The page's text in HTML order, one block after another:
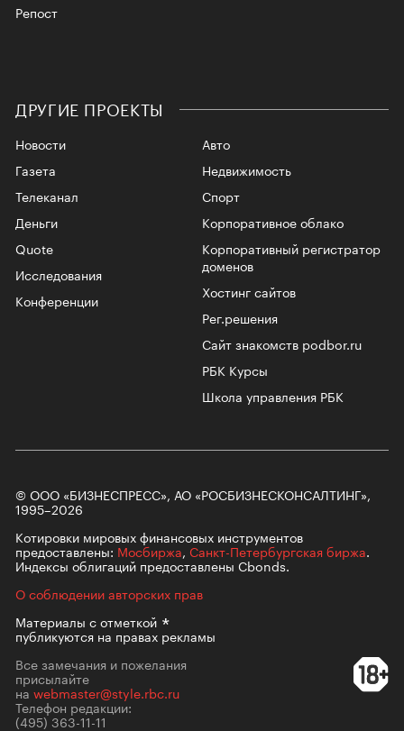
Репост
ДРУГИЕ ПРОЕКТЫ
Новости
Газета
Телеканал
Авто
Недвижимость
Спорт
Корпоративное облако
Корпоративный регистратор
доменов
Хостинг сайтов
Рег.решения
Сайт знакомств podbor.ru
РБК Курсы
Школа управления РБК
Деньги
Quote
Исследования
Конференции
© ООО «БИЗНЕСПРЕСС», АО «РОСБИЗНЕСКОНСАЛТИНГ»,
1995–2026
Котировки мировых финансовых инструментов
предоставлены: Мосбиржа, Санкт-Петербургская биржа.
Индексы облигаций предоставлены Cbonds.
О соблюдении авторских прав
Материалы сотметкой
публикуются на правах рекламы
Все замечания и пожелания
присылайте
на webmaster@style.rbc.ru
Телефон редакции:
(495) 363-11-11